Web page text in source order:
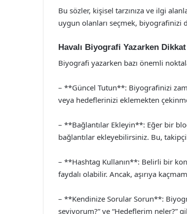
Bu sözler, kişisel tarzınıza ve ilgi
uygun olanları seçmek, biyografinizi
Havalı Biyografi Yazarken
Biyografi yazarken bazı önemli
– **Güncel Tutun**: Biyografinizi
veya hedeflerinizi eklemekten
– **Bağlantılar Ekleyin**: Eğer bir
bağlantılar ekleyebilirsiniz. Bu,
– **Hashtag Kullanın**: Belirli bir
faydalı olabilir. Ancak, aşırıya
– **Kendinize Sorular Sorun**:
seviyorum?” ve “Hedeflerim neler?”